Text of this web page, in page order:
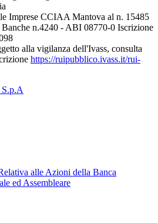
Imprese CCIAA Mantova al n. 15485
n.4240 - ABI 08770-0 Iscrizione
alla vigilanza dell'Ivass, consulta
https://ruipubblico.ivass.it/rui-
alle Azioni della Banca
ed Assembleare